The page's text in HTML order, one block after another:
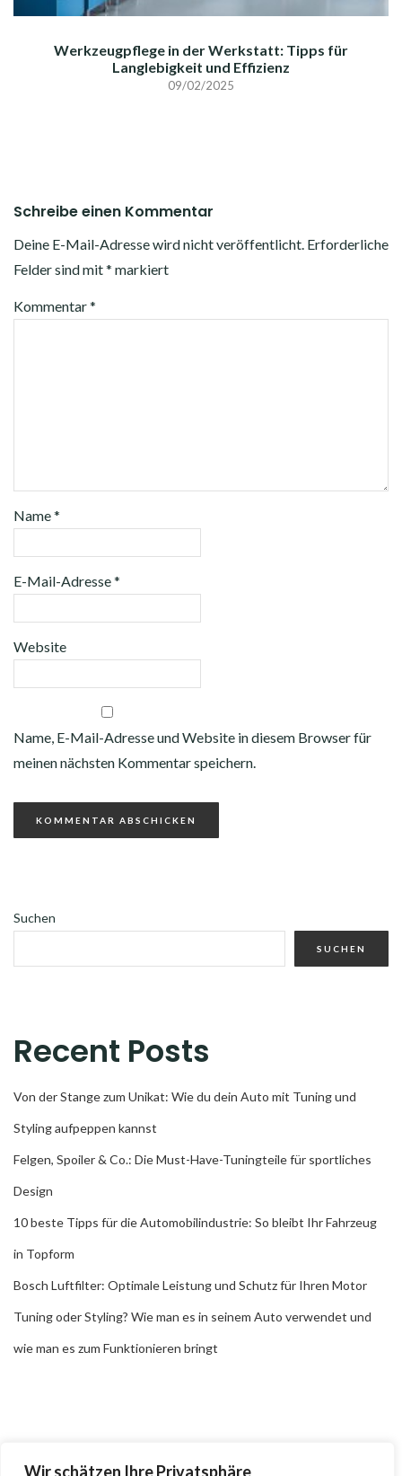
Wir schätzen Ihre Privatsphäre
Werkzeugpflege in der Werkstatt: Tipps für
Langlebigkeit und Effizienz
09/02/2025
Schreibe einen Kommentar
Deine E-Mail-Adresse wird nicht veröffentlicht. Erforderliche
Felder sind mit* markiert
Kommentar*
Name*
E-Mail-Adresse*
Website
Name, E-Mail-Adresse und Website in diesem Browser für
meinen nächsten Kommentar speichern.
Suchen
SUCHEN
Recent Posts
Von der Stange zum Unikat: Wie du dein Auto mit Tuning und
Styling aufpeppen kannst
Felgen, Spoiler & Co.: Die Must-Have-Tuningteile für sportliches
Design
10 beste Tipps für die Automobilindustrie: So bleibt Ihr Fahrzeug
in Topform
Bosch Luftfilter: Optimale Leistung und Schutz für Ihren Motor
Tuning oder Styling? Wie man es in seinem Auto verwendet und
wie man es zum Funktionieren bringt